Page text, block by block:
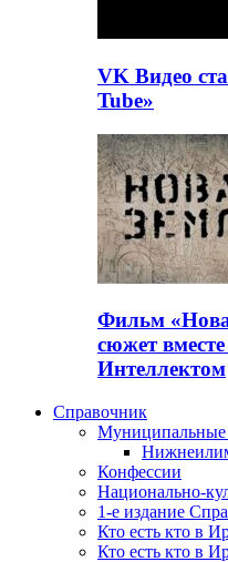
VK Видео
Tube»
Фильм
сюжет
Интеллектом
Справочник
Муниципальные
Конфессии
Национально-
1-е издание
Кто есть кто в
Кто есть кто в